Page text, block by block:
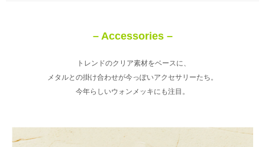
– Accessories –
トレンドのクリア素材をベースに、
メタルとの掛け合わせが今っぽいアクセサリーたち。
今年らしいウォンメッキにも注目。